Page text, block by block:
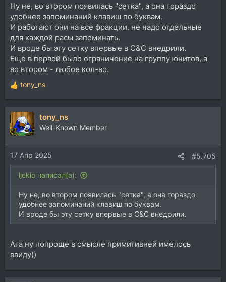
Ну не, во втором появилась "сетка", а она гораздо
удобнее запоминаний клавиш по буквам.
И работают они на все фракции. не надо отдельные
для каждой расы запоминать.
И вроде бы эту сетку впервые в C&C внедрили.
Еще в первой было ограничение на группу юнитов, а
во втором - любое кол-во.
Р
е
а
к
ц
и
и
:
tony_ns
tony_ns
Well-Known Member
17 Апр 2025 #5.705
ljekio написал(а):
Ну не, во втором появилась "сетка", а она гораздо
удобнее запоминаний клавиш по буквам.
И вроде бы эту сетку впервые в C&C внедрили.
Ага ну попроще в смысле примитивней имелось
ввиду))